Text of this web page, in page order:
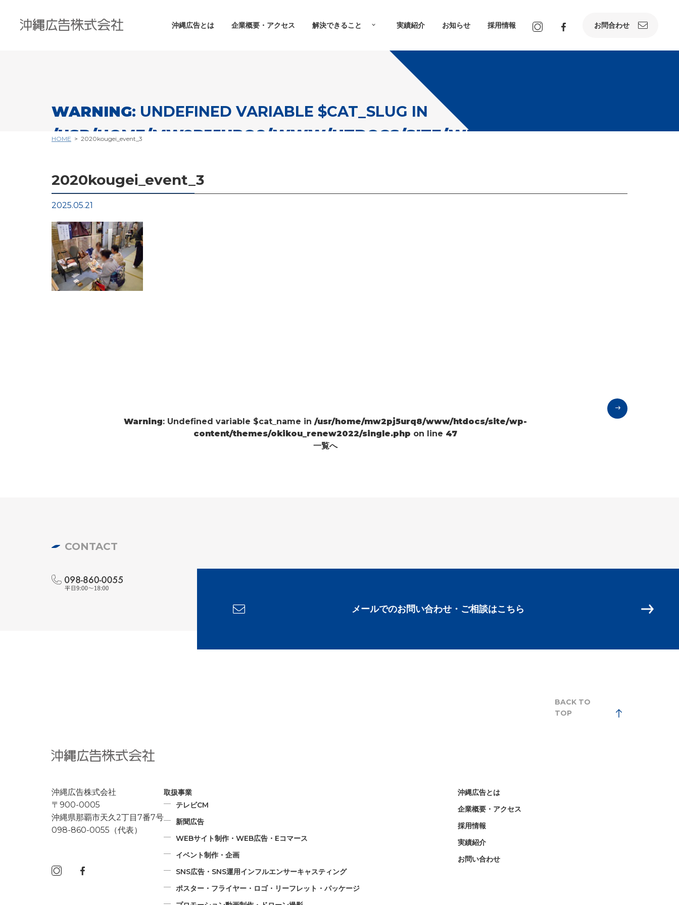
沖縄広告とは 企業概要・アクセス 解決できること 実績紹介 お知らせ 採用情報 お問合わせ
WARNING: UNDEFINED VARIABLE $CAT_SLUG IN
/USR/HOME/MW2PJ5URQ8/WWW/HTDOCS/SITE/WP-
: Undefined variable $cat_name in
on line 26
HOME 2020kougei_event_3
2020kougei_event_3
2025.05.21
Warning: Undefined variable $cat_name in /usr/home/mw2pj5urq8/www/htdocs/site/wp-
content/themes/okikou_renew2022/single.php on line 47
一覧へ
CONTACT
メールでのお問い合わせ・ご相談はこちら
BACK TO
TOP
沖縄広告株式会社
〒900-0005
沖縄県那覇市天久2丁目7番7号
098-860-0055（代表）
取扱事業
テレビCM
新聞広告
WEBサイト制作・WEB広告・Eコマース
イベント制作・企画
SNS広告・SNS運用インフルエンサーキャスティング
ポスター・フライヤー・ロゴ・リーフレット・パッケージ
沖縄広告とは
企業概要・アクセス
採用情報
実績紹介
お問い合わせ